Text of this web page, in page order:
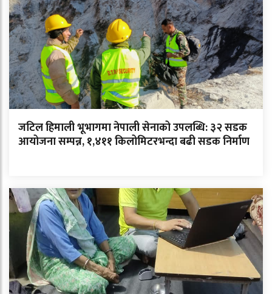
जटिल हिमाली भूभागमा नेपाली सेनाको उपलब्धि: ३२ सडक
आयोजना सम्पन्न, १,४११ किलोमिटरभन्दा बढी सडक निर्माण